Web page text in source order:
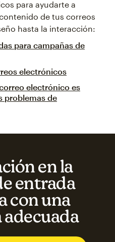
para ayudarte a
de tus correos
hasta la interacción:
para campañas de
electrónicos
electrónico es
problemas de
en la
entrada
con una